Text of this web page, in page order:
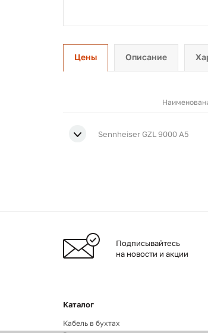
Цены Описание
Sennheiser GZL 9000 A5
Подписывайтесь
на новости и акции
Каталог
Кабель в бухтах